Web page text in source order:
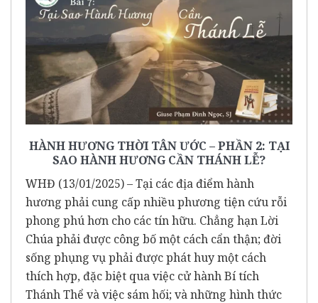
HÀNH HƯƠNG THỜI TÂN ƯỚC – PHẦN 2: TẠI
SAO HÀNH HƯƠNG CẦN THÁNH LỄ?
WHĐ (13/01/2025) – Tại các địa điểm hành
hương phải cung cấp nhiều phương tiện cứu rỗi
phong phú hơn cho các tín hữu. Chẳng hạn Lời
Chúa phải được công bố một cách cẩn thận; đời
sống phụng vụ phải được phát huy một cách
thích hợp, đặc biệt qua việc cử hành Bí tích
Thánh Thể và việc sám hối; và những hình thức